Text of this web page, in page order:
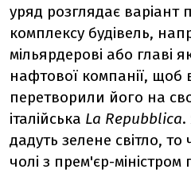
уряд розглядає варіант
комплексу будівель,
мільярдерові або главі
нафтової компанії,
перетворили його на
італійська La Repubblica.
дадуть зелене світло,
чолі з прем'єр-